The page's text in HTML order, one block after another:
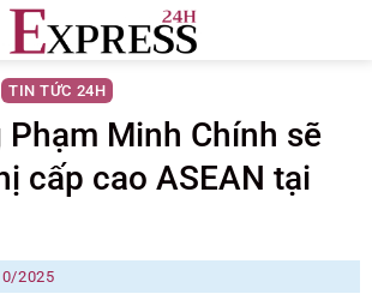
TIN TỨC 24H
Minh Chính sẽ
cấp cao ASEAN tại
2025